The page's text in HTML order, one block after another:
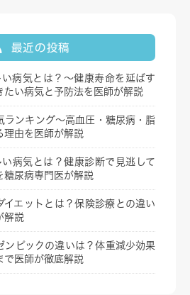
最近の投稿
病気とは？～健康寿命を延ばす
たい病気と予防法を医師が解説
ランキング～高血圧・糖尿病・脂
理由を医師が解説
病気とは？健康診断で見逃して
糖尿病専門医が解説
イエットとは？保険診療との違い
解説
ンピックの違いは？体重減少効果
で医師が徹底解説